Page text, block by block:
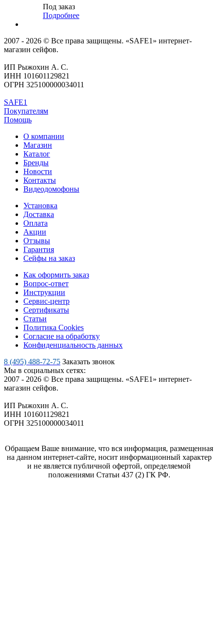
Под заказ
Подробнее
2007 - 2026 © Все права защищены. «SAFE1» интернет-
магазин сейфов.
ИП Рыжохин А. С.
ИНН 101601129821
ОГРН 325100000034011
SAFE1
Покупателям
Помощь
О компании
Магазин
Каталог
Бренды
Новости
Контакты
Видеодомофоны
Установка
Доставка
Оплата
Акции
Отзывы
Гарантия
Сейфы на заказ
Как оформить заказ
Вопрос-ответ
Инструкции
Сервис-центр
Сертификаты
Статьи
Политика Cookies
Согласие на обработку
Конфиденциальность данных
8 (495) 488-72-75 Заказать звонок
Мы в социальных сетях:
2007 - 2026 © Все права защищены. «SAFE1» интернет-
магазин сейфов.
ИП Рыжохин А. С.
ИНН 101601129821
ОГРН 325100000034011
Обращаем Ваше внимание, что вся информация, размещенная
на данном интернет-сайте, носит информационный характер
и не является публичной офертой, определяемой
положениями Статьи 437 (2) ГК РФ.